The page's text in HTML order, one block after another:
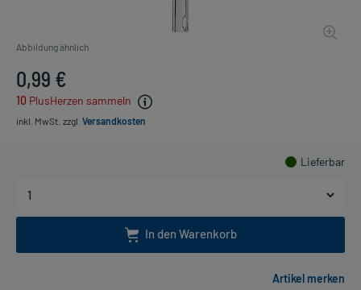
Abbildung ähnlich
0,99 €
10 PlusHerzen sammeln
inkl. MwSt. zzgl. Versandkosten
Lieferbar
In den Warenkorb